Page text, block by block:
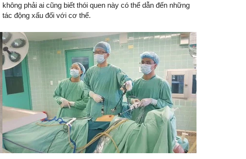
không phải ai cũng biết thói quen này có thể dẫn đến những
tác động xấu đối với cơ thể.